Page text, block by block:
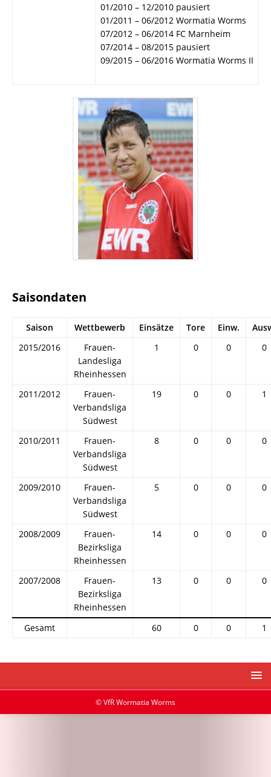
01/2010 – 12/2010 pausiert
01/2011 – 06/2012 Wormatia Worms
07/2012 – 06/2014 FC Marnheim
07/2014 – 08/2015 pausiert
09/2015 – 06/2016 Wormatia Worms II
Saisondaten
Saison Wettbewerb Einsätze Tore Einw.
2015/2016
Frauen-
Landesliga
Rheinhessen
1 0 0 0
2011/2012
Frauen-
Verbandsliga
Südwest
19 0 0 1
2010/2011
Frauen-
Verbandsliga
Südwest
8 0 0 0
2009/2010
Frauen-
Verbandsliga
Südwest
5 0 0 0
2008/2009
Frauen-
Bezirksliga
Rheinhessen
14 0 0 0
2007/2008
Frauen-
Bezirksliga
Rheinhessen
13 0 0 0
Gesamt 60 0 0 1
© VfR Wormatia Worms